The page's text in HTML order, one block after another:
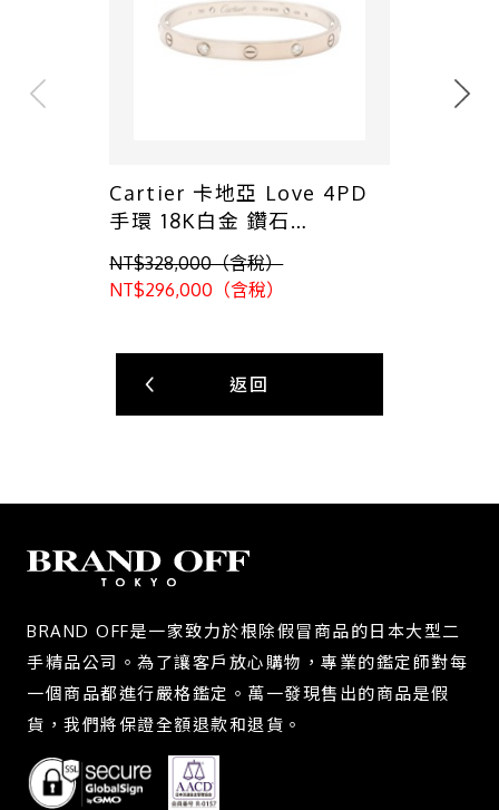
Cartier 卡地亞 Love 4PD
手環 18K白金 鑽石
B6082200
NT$328,000（含稅）
NT$296,000（含稅）
返回
BRAND OFF是一家致力於根除假冒商品的日本大型二
手精品公司。為了讓客戶放心購物，專業的鑑定師對每
一個商品都進行嚴格鑑定。萬一發現售出的商品是假
貨，我們將保證全額退款和退貨。